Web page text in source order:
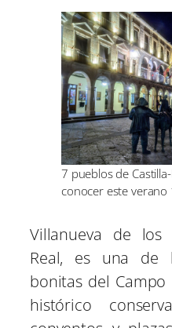
7 pueblos de
conocer este verano
Villanueva de los
Real, es una de
bonitas del
histórico